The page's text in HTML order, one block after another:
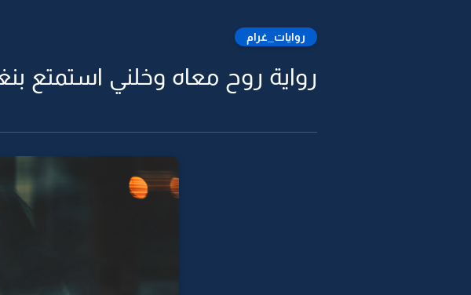
روايات_غرام
رواية روح معاه وخلني استمتع